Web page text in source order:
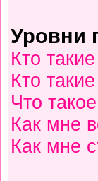
Уровни
Кто
Кто
Что
Как мне
Как мне